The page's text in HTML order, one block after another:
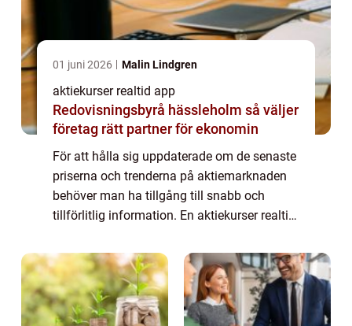
01 juni 2026 Malin Lindgren
aktiekurser realtid app
Redovisningsbyrå hässleholm så väljer
företag rätt partner för ekonomin
För att hålla sig uppdaterade om de senaste
priserna och trenderna på aktiemarknaden
behöver man ha tillgång till snabb och
tillförlitlig information. En aktiekurser realtid
denna information direkt i ens...